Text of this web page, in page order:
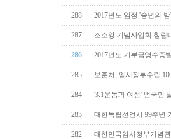
288 2017년도 임정 '송년의
287 조소앙 기념사업회 창
286 2017년도 기부금영수증
285 보훈처, 임시정부수립
284 '3.1운동과 여성' 범국민
283 대한독립선언서 99주년
282 대한민국임시정부기념